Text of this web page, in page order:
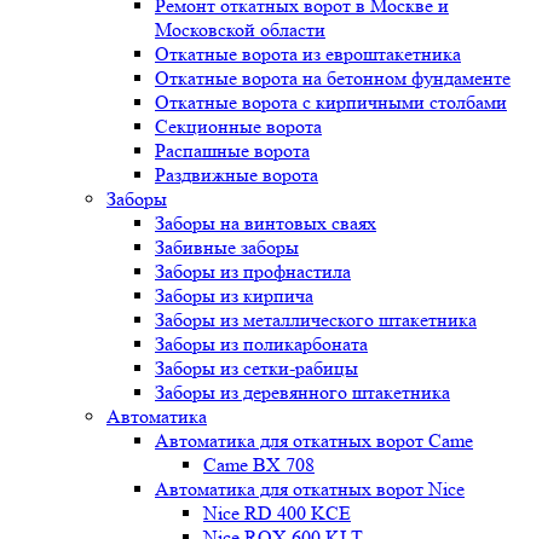
Ремонт откатных ворот в Москве и
Московской области
Откатные ворота из евроштакетника
Откатные ворота на бетонном фундаменте
Откатные ворота с кирпичными столбами
Секционные ворота
Распашные ворота
Раздвижные ворота
Заборы
Заборы на винтовых сваях
Забивные заборы
Заборы из профнастила
Заборы из кирпича
Заборы из металлического штакетника
Заборы из поликарбоната
Заборы из сетки-рабицы
Заборы из деревянного штакетника
Автоматика
Автоматика для откатных ворот Came
Came BX 708
Автоматика для откатных ворот Nice
Nice RD 400 KCE